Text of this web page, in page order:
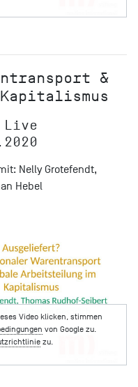
&
Live
Nelly Grotefendt,
Hebel
Video klicken, stimmen
von Google zu.
zu.